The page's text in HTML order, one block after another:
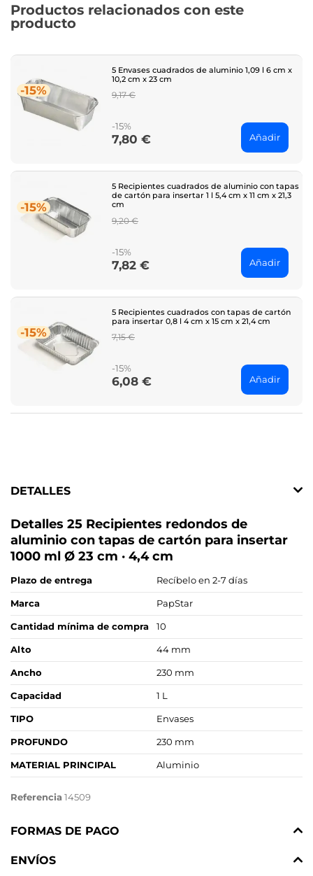
Productos relacionados con este
producto
-15%
5 Envases cuadrados de aluminio 1,09 l 6 cm x
10,2 cm x 23 cm
Regular
9,17 €
-15%
Price
7,80 € Añadir
-15%
5 Recipientes cuadrados de aluminio con tapas
de cartón para insertar 1 l 5,4 cm x 11 cm x 21,3
cm
Regular
9,20 €
-15%
Price
7,82 € Añadir
-15%
5 Recipientes cuadrados con tapas de cartón
para insertar 0,8 l 4 cm x 15 cm x 21,4 cm
Regular
7,15 €
-15%
Price
6,08 € Añadir
DETALLES
Detalles 25 Recipientes redondos de
aluminio con tapas de cartón para insertar
1000 ml Ø 23 cm · 4,4 cm
Plazo de entrega Recíbelo en 2-7 días
Marca PapStar
Cantidad mínima de compra 10
Alto 44 mm
Ancho 230 mm
Capacidad 1 L
TIPO Envases
PROFUNDO 230 mm
MATERIAL PRINCIPAL Aluminio
Referencia 14509
FORMAS DE PAGO
ENVÍOS